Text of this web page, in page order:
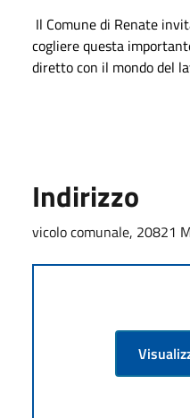
Il Comune di Renate
cogliere questa
diretto con il mondo del
Indirizzo
vicolo comunale, 20821